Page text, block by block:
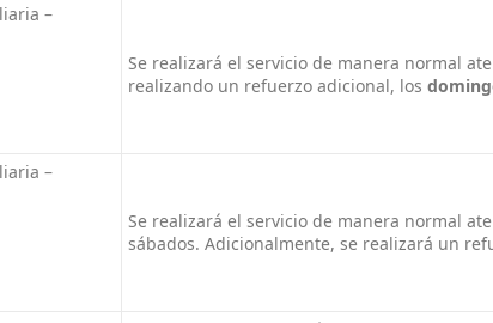
–
Se realizará el servicio de manera normal
realizando un refuerzo adicional, los
–
Se realizará el servicio de manera normal
sábados. Adicionalmente, se realizará un